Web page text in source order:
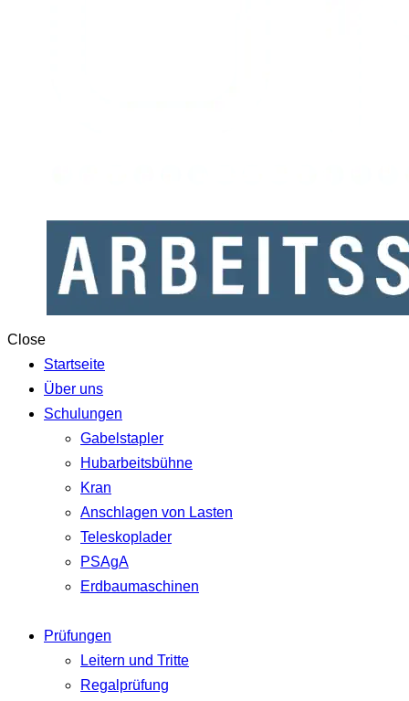
Close
Startseite
Über uns
Schulungen
Gabelstapler
Hubarbeitsbühne
Kran
Anschlagen von Lasten
Teleskoplader
PSAgA
Erdbaumaschinen
Prüfungen
Leitern und Tritte
Regalprüfung